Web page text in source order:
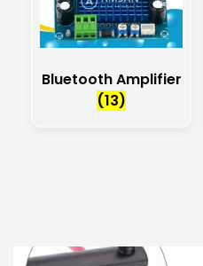
Bluetooth Amplifier
(13)